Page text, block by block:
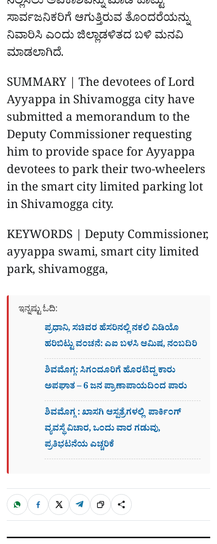
ಸಾರ್ವಜನಿಕರಿಗೆ ಆಗುತ್ತಿರುವ ತೊಂದರೆಯನ್ನು
ನಿವಾರಿಸಿ ಎಂದು ಜಿಲ್ಲಾಡಳಿತದ ಬಳಿ ಮನವಿ
ಮಾಡಲಾಗಿದೆ.
SUMMARY | The devotees of Lord
Ayyappa in Shivamogga city have
submitted a memorandum to the
Deputy Commissioner requesting
him to provide space for Ayyappa
devotees to park their two-wheelers
in the smart city limited parking lot
in Shivamogga city.
KEYWORDS | Deputy Commissioner,
ayyappa swami, smart city limited
park, shivamogga,
ಇನ್ನಷ್ಟು ಓದಿ:
ಪ್ರಧಾನಿ, ಸಚಿವರ ಹೆಸರಿನಲ್ಲಿ ನಕಲಿ ವಿಡಿಯೊ
ಹರಿಬಿಟ್ಟು ವಂಚನೆ: ಎಐ ಬಳಸಿ ಆಮಿಷ, ನಂಬದಿರಿ
ಶಿವಮೊಗ್ಗ: ಸಿಗಂದೂರಿಗೆ ಹೊರಟಿದ್ದ ಕಾರು
ಅಪಘಾತ – 6 ಜನ ಪ್ರಾಣಾಪಾಯದಿಂದ ಪಾರು
ಶಿವಮೊಗ್ಗ : ಖಾಸಗಿ ಆಸ್ಪತ್ರೆಗಳಲ್ಲಿ ಪಾರ್ಕಿಂಗ್​
ವ್ಯವಸ್ಥೆ ವಿಚಾರ, ಒಂದು ವಾರ ಗಡುವು,
ಪ್ರತಿಭಟನೆಯ ಎಚ್ಚರಿಕೆ
ಹಂಚಿಕೊಳ್ಳಿ
W
a
t
p
F
c
e
o
X T
l
e
a
ಲಿಂ
ಕ್
S
h
a